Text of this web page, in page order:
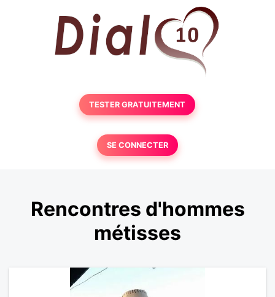
TESTER GRATUITEMENT
SE CONNECTER
Rencontres d'hommes
métisses